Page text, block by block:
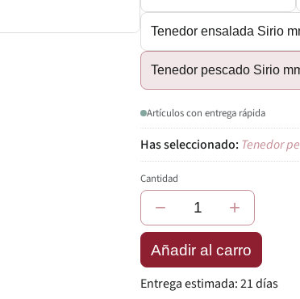
Tenedor ensalada Sirio
Tenedor pescado Sirio
Artículos con entrega rápida
Tenedor
Cantidad
− +
Añadir al carro
Entrega estimada:21 días